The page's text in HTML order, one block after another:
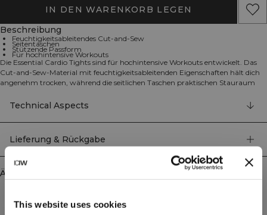
This website uses cookies
IN DEN WARENKORB LEGEN
Beschreibung
Feuchtigkeitsableitendes Cut-and-Sew
Seitentaschen
Stützende Passform
Für hochintensive Workouts
Die Essential Cardio Tights sind für hochintensive Workouts entwickelt. Das
Cut-and-Sew-Material mit feuchtigkeitsableitenden Eigenschaften hält dich
angenehm trocken, während die seitlichen Taschen praktischen Stauraum
jede Trainingseinheit mitzumachen. Hergestellt aus 69 % recyceltem
Polyamid und 31 % Elasthan.
Technical Aspects
Lieferung & Rückgabe
Ähnliche Produkte